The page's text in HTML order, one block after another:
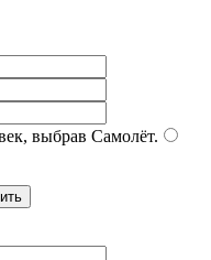
выбрав Самолёт.